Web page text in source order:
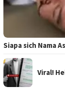
Siapa sich Nama
Viral!